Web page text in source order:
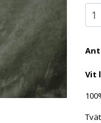
Vit